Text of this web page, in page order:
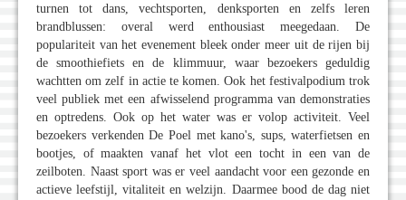
turnen tot dans, vechtsporten, denksporten en zelfs leren
brandblussen: overal werd enthousiast meegedaan. De
populariteit van het evenement bleek onder meer uit de rijen bij
de smoothiefiets en de klimmuur, waar bezoekers geduldig
wachtten om zelf in actie te komen. Ook het festivalpodium trok
veel publiek met een afwisselend programma van demonstraties
en optredens. Ook op het water was er volop activiteit. Veel
bezoekers verkenden De Poel met kano's, sups, waterfietsen en
bootjes, of maakten vanaf het vlot een tocht in een van de
zeilboten. Naast sport was er veel aandacht voor een gezonde en
actieve leefstijl, vitaliteit en welzijn. Daarmee bood de dag niet